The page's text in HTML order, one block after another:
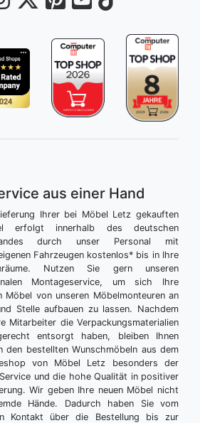
aus einer Hand
Ihrer bei Möbel Letz gekauften
erfolgt innerhalb des deutschen
durch unser Personal mit
Fahrzeugen kostenlos* bis in Ihre
Nutzen Sie gern unseren
Montageservice, um sich Ihre
Möbel von unseren Möbelmonteuren an
Stelle aufbauen zu lassen. Nachdem
Mitarbeiter die Verpackungsmaterialien
entsorgt haben, bleiben Ihnen
den bestellten Wunschmöbeln aus dem
von Möbel Letz besonders der
und die hohe Qualität in positiver
Wir geben Ihre neuen Möbel nicht
Hände. Dadurch haben Sie vom
Kontakt über die Bestellung bis zur